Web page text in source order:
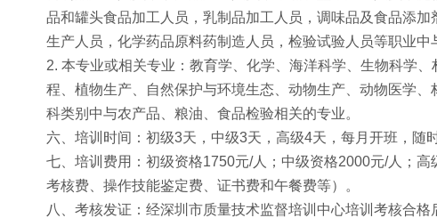
品和罐头食品加工人员，乳制品加工人员，调味品及食品添
生产人员，化学药品原料药制造人员，检验试验人员等职业中
2. 本专业或相关专业：教育学、化学、海洋科学、生物科学
程、植物生产、自然保护与环境生态、动物生产、动物医学
科类别中与农产品、粮油、食品检验相关的专业。
六、培训时间：初级3天，中级3天，高级4天，每月开班，随
七、培训费用：初级资格1750元/人；中级资格2000元/人；
考核费、操作技能鉴定费、证书费和午餐费等）。
八、考核发证：经深圳市质量技术监督培训中心培训考核合